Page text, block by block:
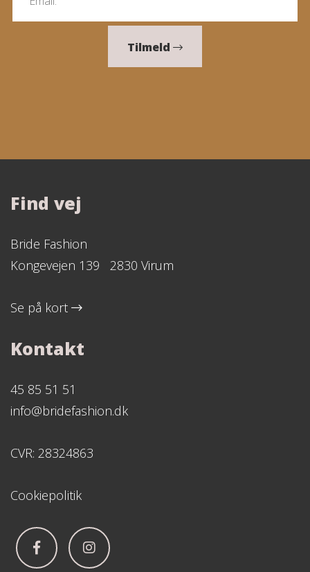
Tilmeld
Find vej
Bride Fashion
Kongevejen 139 2830 Virum
Se på kort
Kontakt
45 85 51 51
info@bridefashion.dk
CVR: 28324863
Cookiepolitik